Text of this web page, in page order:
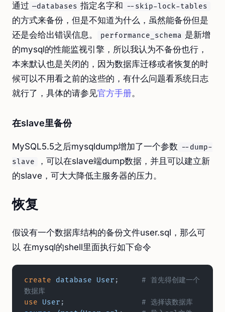
通过 —databases 指定名字和 --skip-lock-tables
的方式来备份，但是不知道为什么，虽然能备份但是
还是会给出错误信息。
performance_schema 是新增
的mysql的性能监视引擎，所以我认为不备份也行，
本来默认也是关闭的，因为数据库迁移或者恢复的时
候可以不用看之前的这些的，有什么问题看系统日志
就行了，具体的请参见官方手册。
在slave里备份
MySQL5.5之后mysqldump增加了一个参数 --dump-
slave
，可以在slave端dump数据，并且可以建立新
的slave，可大大降低主服务器的压力。
恢复
假设有一个数据库结构的备份文件user.sql，那么可
以 在mysql的shell里面执行如下命令
create database User ; # 首先得创建一个
数据库
use User ; # 选择该数据库